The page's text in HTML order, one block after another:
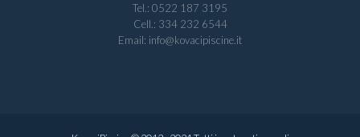
Tel.: 0522 187 3195
Cell.: 334 232 6544
Email: info@kovacipiscine.it